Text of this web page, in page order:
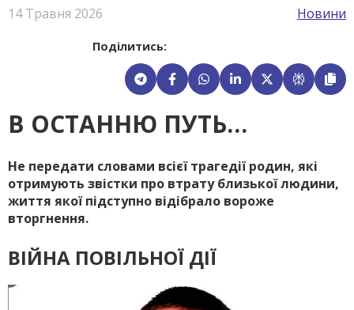
14 Травня 2026 Новини
Поділитись:
В ОСТАННЮ ПУТЬ…
Не передати словами всієї трагедії родин, які
отримують звістки про втрату близької людини,
життя якої підступно відібрало вороже
вторгнення.
ВІЙНА ПОВІЛЬНОЇ ДІЇ